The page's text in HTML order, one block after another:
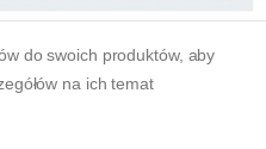
do swoich produktów, aby
na ich temat